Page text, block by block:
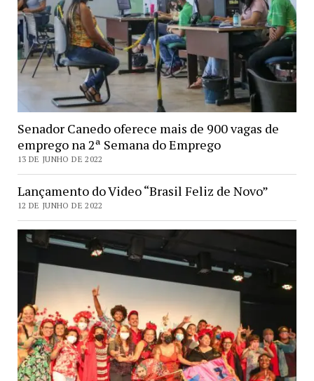
Senador Canedo oferece mais de 900 vagas de
emprego na 2ª Semana do Emprego
13 DE JUNHO DE 2022
Lançamento do Video “Brasil Feliz de Novo”
12 DE JUNHO DE 2022